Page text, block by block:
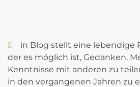
Ein Blog stellt eine lebendige Plattform dar, auf
der es möglich ist, Gedanken,
Kenntnisse mit anderen zu
in den vergangenen Jahren zu